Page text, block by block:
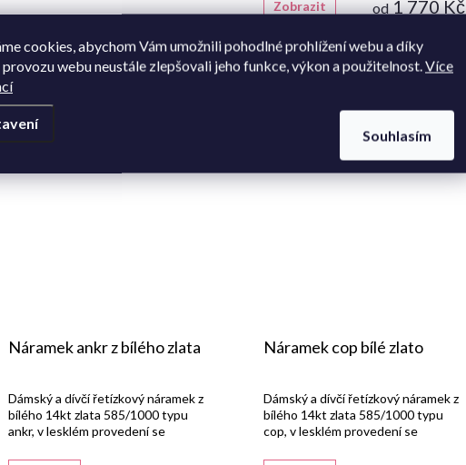
cookies, abychom Vám umožnili pohodlné prohlížení webu a díky
provozu webu neustále zlepšovali jeho funkce, výkon a použitelnost.Více
Souhlasím
od1 770 Kč
Zobrazit
Náramek ankr z bílého zlata
Dámský a dívčí řetízkový náramek z
bílého 14kt zlata 585/1000 typu
ankr, v lesklém provedení se
Náramek cop bílé zlato
Dámský a dívčí řetízkový náramek z
bílého 14kt zlata 585/1000 typu
cop, v lesklém provedení se